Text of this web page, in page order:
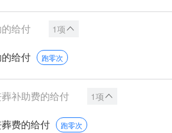
给付 1项
给付 跑零次
补助费的给付 1项
费的给付 跑零次